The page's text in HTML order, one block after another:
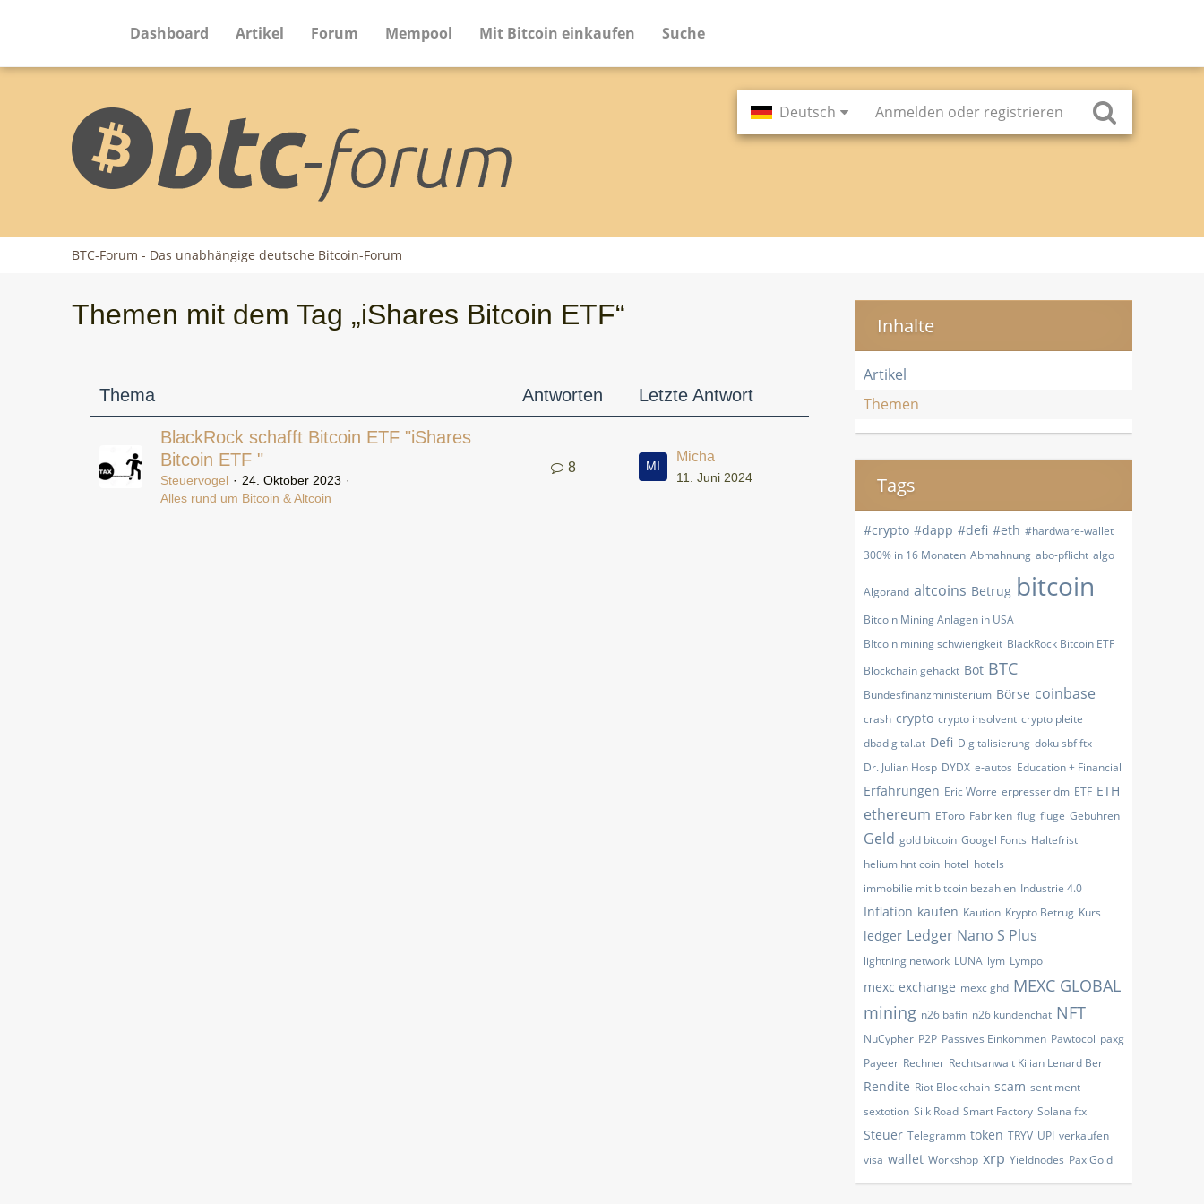
Dashboard Artikel Forum Mempool Mit Bitcoin einkaufen Suche
Deutsch Anmelden oder registrieren
BTC-Forum - Das unabhängige deutsche Bitcoin-Forum
Themen mit dem Tag „iShares Bitcoin ETF“
Thema Antworten Letzte Antwort
BlackRock schafft Bitcoin ETF "iShares
Bitcoin ETF "
Steuervogel
24. Oktober 2023
Alles rund um Bitcoin & Altcoin
8
Micha
11. Juni 2024
Inhalte
Artikel
Themen
Tags
#crypto #dapp #defi #eth #hardware-wallet
300% in 16 Monaten Abmahnung abo-pflicht algo
Algorand altcoins Betrug bitcoin
Bitcoin Mining Anlagen in USA
BItcoin mining schwierigkeit BlackRock Bitcoin ETF
Blockchain gehackt Bot BTC
Bundesfinanzministerium Börse coinbase
crash crypto crypto insolvent crypto pleite
dbadigital.at Defi Digitalisierung doku sbf ftx
Dr. Julian Hosp DYDX e-autos Education + Financial
Erfahrungen Eric Worre erpresser dm ETF ETH
ethereum EToro Fabriken flug flüge Gebühren
Geld gold bitcoin Googel Fonts Haltefrist
helium hnt coin hotel hotels
immobilie mit bitcoin bezahlen Industrie 4.0
Inflation kaufen Kaution Krypto Betrug Kurs
ledger Ledger Nano S Plus
lightning network LUNA lym Lympo
mexc exchange mexc ghd MEXC GLOBAL
mining n26 bafin n26 kundenchat NFT
NuCypher P2P Passives Einkommen Pawtocol paxg
Payeer Rechner Rechtsanwalt Kilian Lenard Ber
Rendite Riot Blockchain scam sentiment
sextotion Silk Road Smart Factory Solana ftx
Steuer Telegramm token TRYV UPI verkaufen
visa wallet Workshop xrp Yieldnodes ​Pax Gold